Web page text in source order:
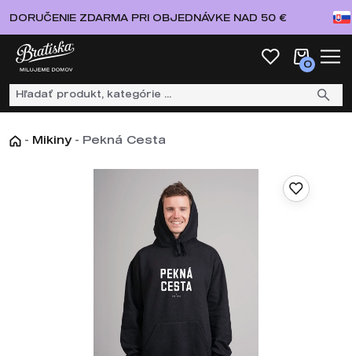
DORUČENIE ZDARMA PRI OBJEDNÁVKE NAD 50 €
0
- Mikiny - Pekná Cesta